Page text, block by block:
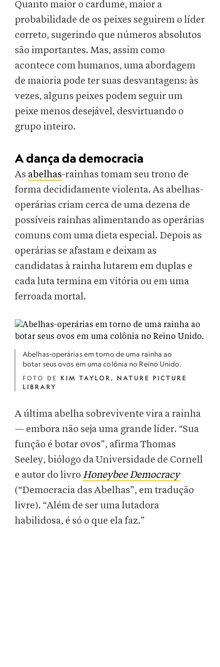
Quanto maior o cardume, maior a
probabilidade de os peixes seguirem o líder
correto, sugerindo que números absolutos
são importantes. Mas, assim como
acontece com humanos, uma abordagem
de maioria pode ter suas desvantagens: às
vezes, alguns peixes podem seguir um
peixe menos desejável, desvirtuando o
grupo inteiro.
A dança da democracia
As abelhas-rainhas tomam seu trono de
forma decididamente violenta. As abelhas-
operárias criam cerca de uma dezena de
possíveis rainhas alimentando as operárias
comuns com uma dieta especial. Depois as
operárias se afastam e deixam as
candidatas à rainha lutarem em duplas e
cada luta termina em vitória ou em uma
ferroada mortal.
Abelhas-operárias em torno de uma rainha ao
botar seus ovos em uma colônia no Reino Unido.
FOTO DE KIM TAYLOR, NATURE PICTURE
LIBRARY
A última abelha sobrevivente vira a rainha
— embora não seja uma grande líder. “Sua
função é botar ovos”, afirma Thomas
Seeley, biólogo da Universidade de Cornell
e autor do livro Honeybee Democracy
(“Democracia das Abelhas”, em tradução
livre). “Além de ser uma lutadora
habilidosa, é só o que ela faz.”